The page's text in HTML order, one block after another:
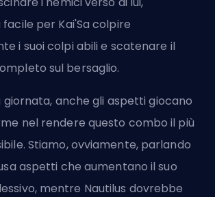
per Kai'Sa colpire
i suoi colpi abili e scatenare il
sul bersaglio.
giornata, anche gli aspetti giocano
nel rendere questo combo il più
Stiamo, ovviamente, parlando
aspetti che aumentano il suo
mentre Nautilus dovrebbe